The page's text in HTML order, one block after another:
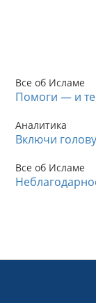
Все об Исламе
Помоги — и
Аналитика
Включи голову
Все об Исламе